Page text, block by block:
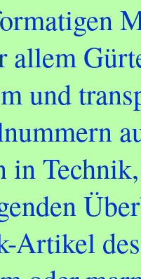
allem
und
in
Artikel